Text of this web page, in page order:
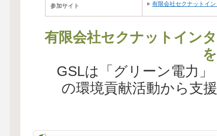
参加サイト 有限会社セクナットイ
有限会社セクナットイン
GSLは「グリーン電力
の環境貢献活動から支